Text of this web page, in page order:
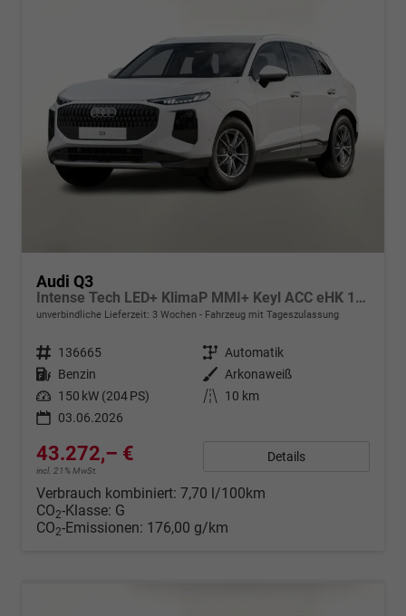
Audi Q3
Intense Tech LED+ KlimaP MMI+ Keyl ACC eHK 17Z PrivG
unverbindliche Lieferzeit: 3 Wochen Fahrzeug mit Tageszulassung
Fahrzeugnr. 136665 Getriebe Automatik
Kraftstoff Benzin Außenfarbe Arkonaweiß
Leistung 150 kW (204 PS) Kilometerstand
10 km
03.06.2026
43.272,– €
incl. 21% MwSt.
Details
Verbrauch kombiniert: 7,70 l/100km
CO2-Klasse: G
CO2-Emissionen: 176,00 g/km